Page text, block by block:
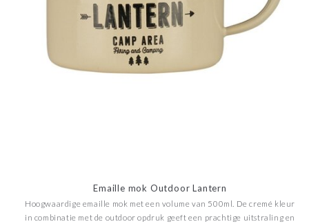
Emaille mok Outdoor Lantern
Hoogwaardige emaille mok met een volume van 500ml. De cremé kleur
in combinatie met de outdoor opdruk geeft een prachtige uitstraling en